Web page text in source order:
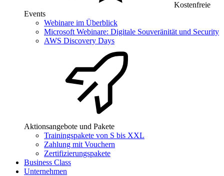
Kostenfreie
Events
Webinare im Überblick
Microsoft Webinare: Digitale Souveränität und Security
AWS Discovery Days
Aktionsangebote und Pakete
Trainingspakete von S bis XXL
Zahlung mit Vouchern
Zertifizierungspakete
Business Class
Unternehmen